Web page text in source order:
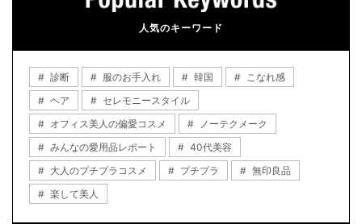
人気のキーワード
診断 服のお手入れ 韓国
こなれ感
ヘア
セレモニースタイル
オフィス美人の偏愛コスメ
ノーテクメーク
みんなの愛用品レポート
40代美容
大人のプチプラコスメ
プチプラ
無印良品
楽して美人